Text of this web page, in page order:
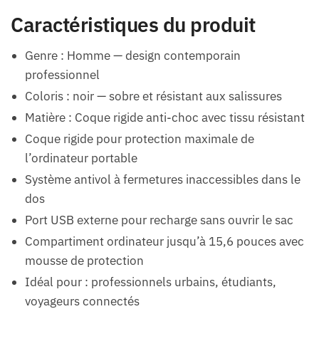
Caractéristiques du produit
Genre : Homme — design contemporain
professionnel
Coloris : noir — sobre et résistant aux salissures
Matière : Coque rigide anti-choc avec tissu résistant
Coque rigide pour protection maximale de
l’ordinateur portable
Système antivol à fermetures inaccessibles dans le
dos
Port USB externe pour recharge sans ouvrir le sac
Compartiment ordinateur jusqu’à 15,6 pouces avec
mousse de protection
Idéal pour : professionnels urbains, étudiants,
voyageurs connectés